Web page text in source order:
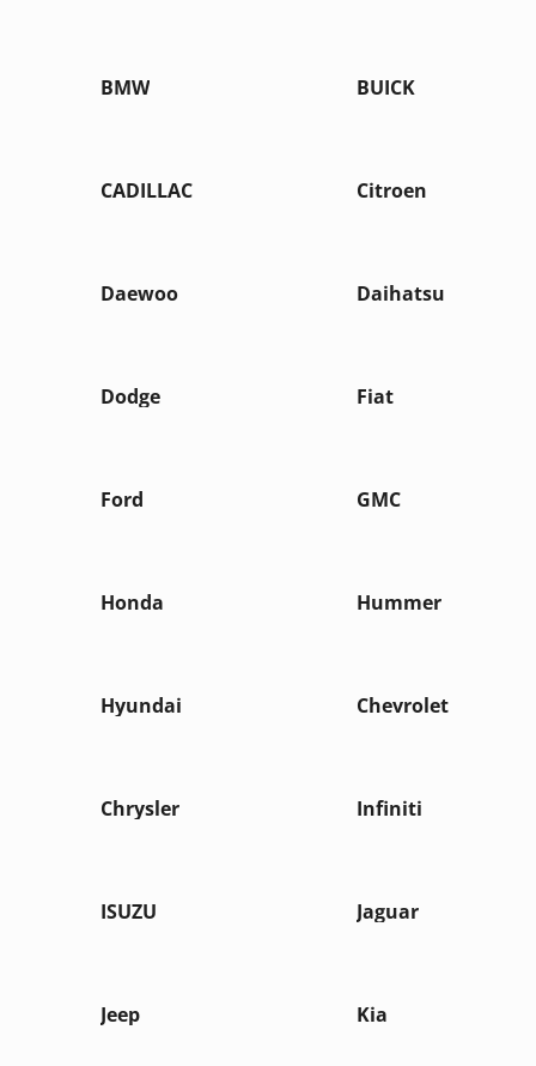
BMW BUICK
CADILLAC Citroen
Daewoo Daihatsu
Dodge Fiat
Ford GMC
Honda Hummer
Hyundai Chevrolet
Chrysler Infiniti
ISUZU Jaguar
Jeep Kia